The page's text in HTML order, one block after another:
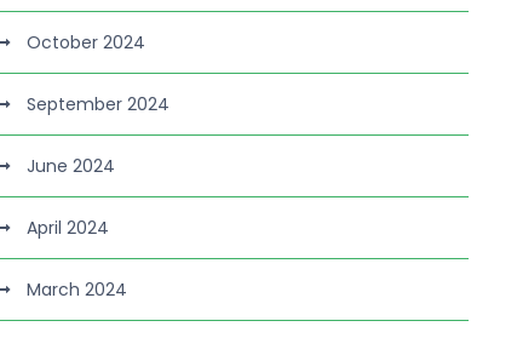
October 2024
September 2024
June 2024
April 2024
March 2024